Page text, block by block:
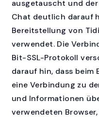
ausgetauscht und
Chat deutlich darauf
Bereitstellung von
verwendet. Die
Bit-SSL-Protokoll
darauf hin, dass beim
eine Verbindung zu
und Informationen
verwendeten